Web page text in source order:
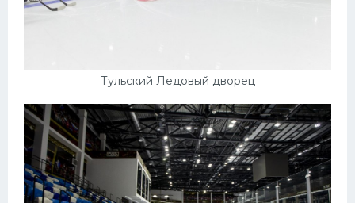
Тульский Ледовый дворец